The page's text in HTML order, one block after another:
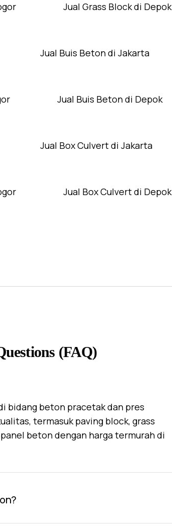
Jual Grass Block di Depok
Jual Buis Beton di Jakarta
Jual Buis Beton di Depok
Jual Box Culvert di Jakarta
Jual Box Culvert di Depok
(FAQ)
bidang beton pracetak dan pres
termasuk paving block, grass
beton dengan harga termurah di